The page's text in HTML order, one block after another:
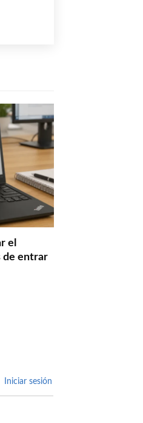
el
de entrar
Iniciar sesión